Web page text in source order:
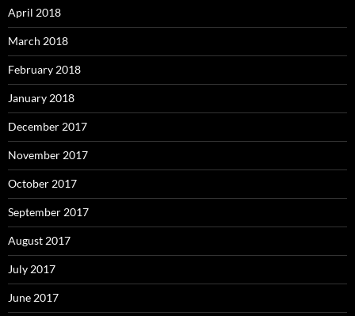
April 2018
March 2018
February 2018
January 2018
December 2017
November 2017
October 2017
September 2017
August 2017
July 2017
June 2017